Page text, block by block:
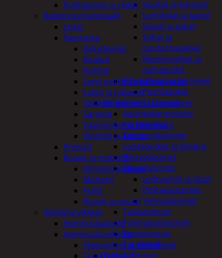
Kuokat ja haravat
Lumikolat ja lapiot
Saavit ja astiat
Sahat ja
puutarhasakset
Reppuruiskut ja
painepullot
Pihapatsaat ja koristeet
Postilaatikot
Valaisimet ja lamput
Aurinkokennovalot
Koristevalot
Koristevalaisimet
Loisteputket ja lamput
Pihavalaisimet
Sisävalaisimet
Lednauhat ja listat
Pöytävalaisimet
Yleisvalaisimet
Taskulamput
Työmaavalaisimet
Taskulamput
Tarvikkeet
Työkalut
Pulttipyssyt ja räikät
Rakennusmateriaalit
Listat
Pienrauta
Kalustejalat
Koukut
Kulmat
Levyt putket ja kulmaraudat
Lukot ja hakaset
Sakkelit, pylpyrät ja tarvikkeet
Saranat
Vaijerilukot ja klemmarit
Vetimet ja kahvat
Pressut
Ruuvit ja mutterit
Kiinnitysankkurit
Mutterit
Pultit
Ruuvit ja naulat
Sähkötarvikkeet
Asennuskaapelit
Asennustarvikkeet
Nippusiteet ja kiinnikkeet